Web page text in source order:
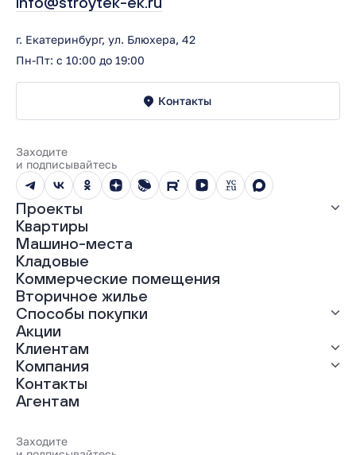
г. Екатеринбург, ул. Блюхера, 42
Пн-Пт: с 10:00 до 19:00
Контакты
Заходите
и подписывайтесь
Проекты
Все проекты
ЖК «Абрикос»
ЖК «Гравитация»
ЖК «Грин Гарден»
ЖК «Динамика»
ЖК «Мохито»
ЖК «Современник»
ЖК «Янтарная долина»
Квартиры
Машино-места
Кладовые
Коммерческие помещения
Вторичное жилье
Способы покупки
Выгодная ипотека
Рассрочка
Материнский капитал
Трейд-ин
100% оплата
Акции
Клиентам
Ход строительства
Документы
Выдача ключей
Компания
О нас
Карьера
Реализованные проекты
Контакты
Агентам
Заходите